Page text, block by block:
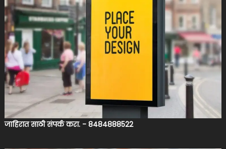
जाहिरात साठी संपर्क करा. - 8484888522